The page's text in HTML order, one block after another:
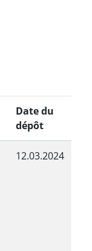
Date du
dépôt
12.03.2024